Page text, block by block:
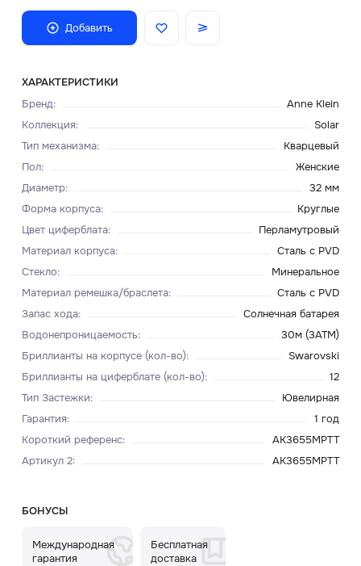
Добавить
ХАРАКТЕРИСТИКИ
Бренд:
Anne Klein
Коллекция:
Solar
Тип механизма:
Кварцевый
Пол:
Женские
Диаметр:
32 мм
Форма корпуса:
Круглые
Цвет циферблата:
Перламутровый
Материал корпуса:
Сталь с PVD
Стекло:
Минеральное
Материал ремешка/браслета:
Сталь с PVD
Запас хода:
Солнечная батарея
Водонепроницаемость:
30м (3ATM)
Бриллианты на корпусе (кол-во):
Swarovski
Бриллианты на циферблате (кол-во):
12
Тип Застежки:
Ювелирная
Гарантия:
1 год
Короткий референс:
AK3655MPTT
Артикул 2: AK3655MPTT
БОНУСЫ
Международная
гарантия
Бесплатная
доставка
Блог